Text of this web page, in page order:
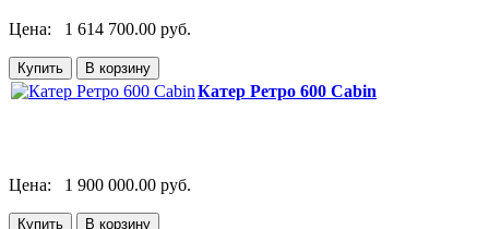
Цена: 1 614 700.00 руб.
Катер Ретро 600 Cabin
Цена: 1 900 000.00 руб.